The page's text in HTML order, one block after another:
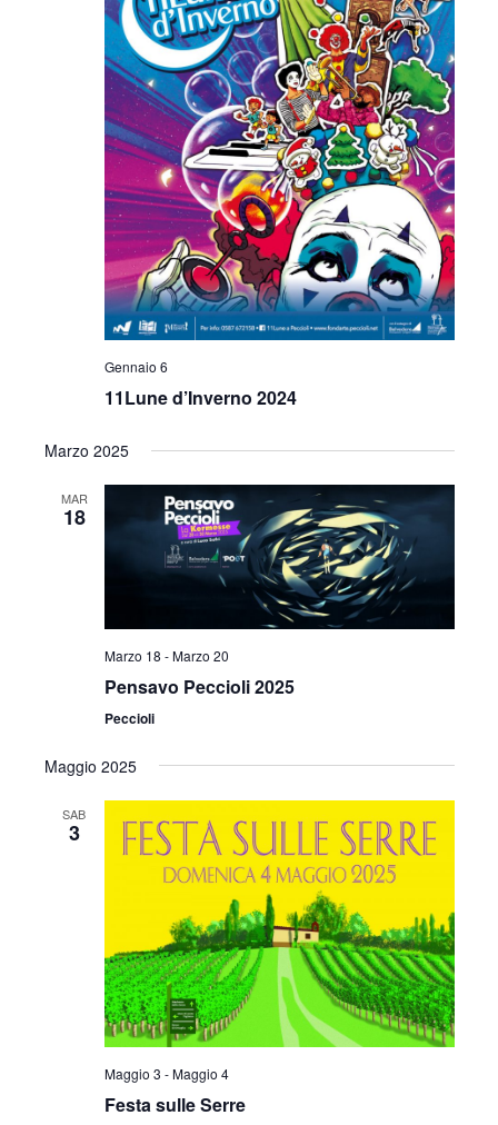
Gennaio 6
11Lune d’Inverno 2024
Marzo 2025
MAR
18
Marzo 18 -Marzo 20
Pensavo Peccioli 2025
Peccioli
Maggio 2025
SAB
3
Maggio 3 -Maggio 4
Festa sulle Serre